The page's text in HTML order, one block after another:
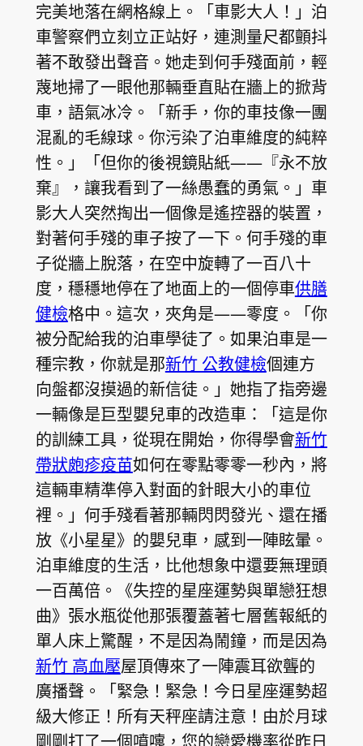
完美地落在網格線上。「車影大人！」泊
車警察們立刻立正站好，連測量尺都顫抖
著不敢發出聲音。她走到何手殘面前，輕
蔑地掃了一眼他那輛垂直貼在牆上的掀背
車，語氣冰冷。「新手，你的車技像一團
混亂的毛線球。你污染了泊車維度的純粹
性。」「但你的後視鏡貼紙——『永不放
棄』，讓我看到了一絲愚蠢的勇氣。」車
影大人突然掏出一個像是遙控器的裝置，
對著何手殘的車子按了一下。何手殘的車
子從牆上脫落，在空中旋轉了一百八十
度，穩穩地停在了地面上的一個停車供膳
健檢格中。這次，夾角是——零度。「你
被分配給我的泊車學徒了。如果泊車是一
種宗教，你就是那新竹 公教健檢個連方
向盤都沒摸過的新信徒。」她指了指旁邊
一輛像是巨型嬰兒車的改造車：「這是你
的訓練工具，從現在開始，你得學會新竹
帶狀皰疹疫苗如何在零點零零一秒內，將
這輛車精準停入對面的針眼大小的車位
裡。」何手殘看著那輛閃閃發光、還在播
放《小星星》的嬰兒車，感到一陣眩暈。
泊車維度的生活，比他想象中還要無理頭
一百萬倍。《失控的星座運勢與單戀狂想
曲》張水瓶從他那張覆蓋著七層舊報紙的
單人床上驚醒，不是因為鬧鐘，而是因為
新竹 高血壓屋頂傳來了一陣震耳欲聾的
廣播聲。「緊急！緊急！今日星座運勢超
級大修正！所有天秤座請注意！由於月球